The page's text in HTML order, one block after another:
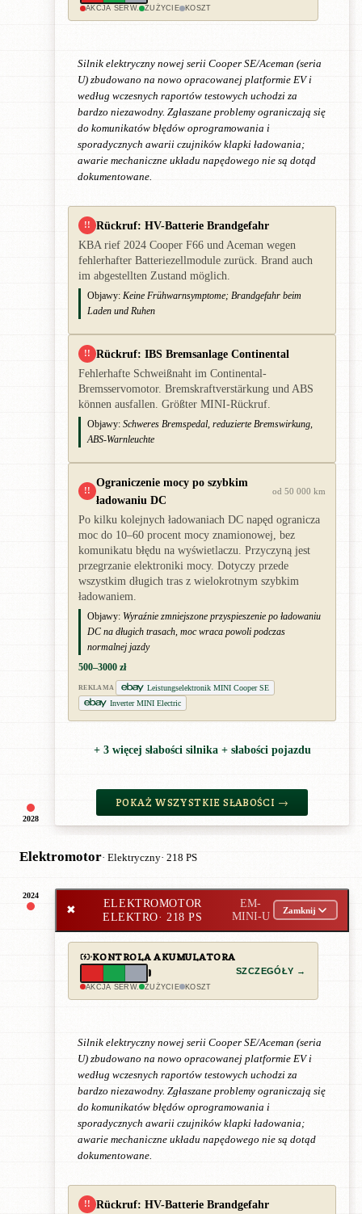
2028
AKCJA SERW. ZUŻYCIE KOSZT
Silnik elektryczny nowej serii Cooper SE/Aceman (seria
U) zbudowano na nowo opracowanej platformie EV i
według wczesnych raportów testowych uchodzi za
bardzo niezawodny. Zgłaszane problemy ograniczają się
do komunikatów błędów oprogramowania i
sporadycznych awarii czujników klapki ładowania;
awarie mechaniczne układu napędowego nie są dotąd
dokumentowane.
!! Rückruf: HV-Batterie Brandgefahr
KBA rief 2024 Cooper F66 und Aceman wegen
fehlerhafter Batteriezellmodule zurück. Brand auch
im abgestellten Zustand möglich.
Objawy: Keine Frühwarnsymptome; Brandgefahr beim
Laden und Ruhen
!! Rückruf: IBS Bremsanlage Continental
Fehlerhafte Schweißnaht im Continental-
Bremsservomotor. Bremskraftverstärkung und ABS
können ausfallen. Größter MINI-Rückruf.
Objawy: Schweres Bremspedal, reduzierte Bremswirkung,
ABS-Warnleuchte
!!
Ograniczenie mocy po szybkim
ładowaniu DC
od 50 000 km
Po kilku kolejnych ładowaniach DC napęd ogranicza
moc do 10–60 procent mocy znamionowej, bez
komunikatu błędu na wyświetlaczu. Przyczyną jest
przegrzanie elektroniki mocy. Dotyczy przede
wszystkim długich tras z wielokrotnym szybkim
ładowaniem.
Objawy: Wyraźnie zmniejszone przyspieszenie po ładowaniu
DC na długich trasach, moc wraca powoli podczas
normalnej jazdy
500–3000 zł
REKLAMA
Leistungselektronik MINI Cooper SE
Inverter MINI Electric
+ 3 więcej słabości silnika + słabości pojazdu
POKAŻ WSZYSTKIE SŁABOŚCI →
Elektromotor· Elektryczny· 218 PS
2024
✖
ELEKTROMOTOR
ELEKTRO· 218 PS
EM-
MINI-U
Zamknij
KONTROLA AKUMULATORA
AKCJA SERW. ZUŻYCIE KOSZT
SZCZEGÓŁY →
Silnik elektryczny nowej serii Cooper SE/Aceman (seria
U) zbudowano na nowo opracowanej platformie EV i
według wczesnych raportów testowych uchodzi za
bardzo niezawodny. Zgłaszane problemy ograniczają się
do komunikatów błędów oprogramowania i
sporadycznych awarii czujników klapki ładowania;
awarie mechaniczne układu napędowego nie są dotąd
dokumentowane.
!! Rückruf: HV-Batterie Brandgefahr